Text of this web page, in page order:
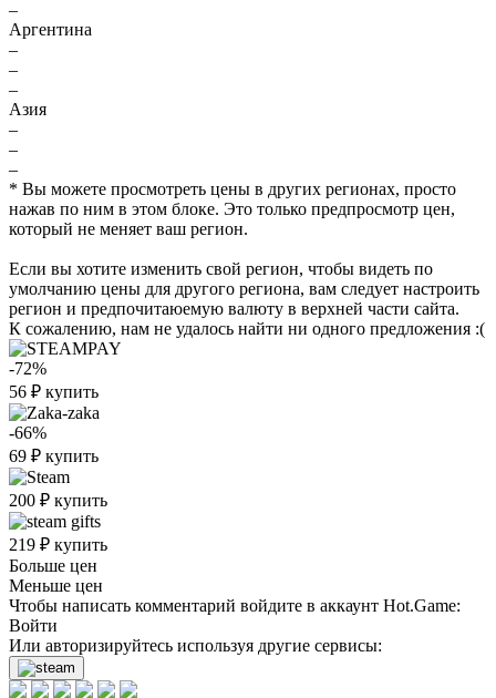
–
Аргентина
–
–
–
Азия
–
–
–
* Вы можете просмотреть цены в других регионах, просто
нажав по ним в этом блоке. Это только предпросмотр цен,
который не меняет ваш регион.
Если вы хотите изменить свой регион, чтобы видеть по
умолчанию цены для другого региона, вам следует настроить
регион и предпочитаюемую валюту в верхней части сайта.
К сожалению, нам не удалось найти ни одного предложения :(
-72%
56 ₽ купить
-66%
69 ₽ купить
200 ₽ купить
219 ₽ купить
Больше цен
Меньше цен
Чтобы написать комментарий войдите в аккаунт Hot.Game:
Войти
Или авторизируйтесь используя другие сервисы: